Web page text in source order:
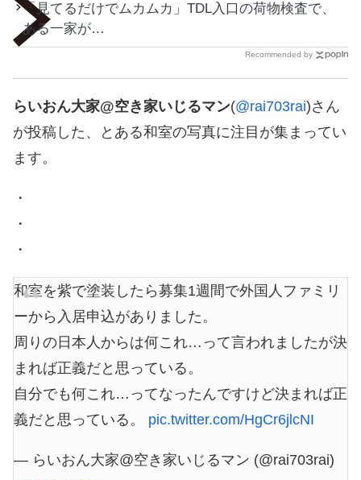
「見てるだけでムカムカ」TDL入口の荷物検査で、
ある一家が…
Recommended by
らいおん大家@空き家いじるマン(@rai703rai)さん
が投稿した、とある和室の写真に注目が集まってい
ます。
・
・
・
和室を紫で塗装したら募集1週間で外国人ファミリ
ーから入居申込がありました。
周りの日本人からは何これ…って言われましたが決
まれば正義だと思っている。
自分でも何これ…ってなったんですけど決まれば正
義だと思っている。 pic.twitter.com/HgCr6jlcNI
— らいおん大家@空き家いじるマン (@rai703rai)